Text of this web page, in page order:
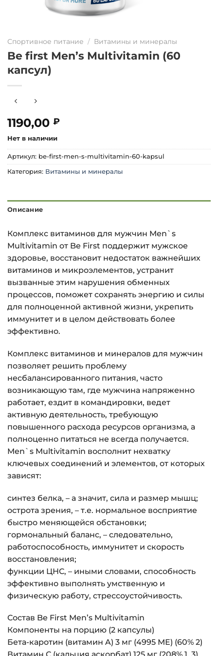
Спортивное питание / Витамины и минералы
Be first Men’s Multivitamin (60
капсул)
1190,00 ₽
Нет в наличии
Артикул: be-first-men-s-multivitamin-60-kapsul
Категория: Витамины и минералы
Описание
Комплекс витаминов для мужчин Men`s
Multivitamin от Be First поддержит мужское
здоровье, восстановит недостаток важнейших
витаминов и микроэлементов, устранит
вызванные этим нарушения обменных
процессов, поможет сохранять энергию и силы
для полноценной активной жизни, укрепить
иммунитет и в целом действовать более
эффективно.
Комплекс витаминов и минералов для мужчин
позволяет решить проблему
несбалансированного питания, часто
возникающую там, где мужчина напряженно
работает, ездит в командировки, ведет
активную деятельность, требующую
повышенного расхода ресурсов организма, а
полноценно питаться не всегда получается.
Men`s Multivitamin восполнит нехватку
ключевых соединений и элементов, от которых
зависят:
синтез белка, – а значит, сила и размер мышц;
острота зрения, – т.е. нормальное восприятие
быстро меняющейся обстановки;
гормональный баланс, – следовательно,
работоспособность, иммунитет и скорость
восстановления;
функции ЦНС, – иными словами, способность
эффективно выполнять умственную и
физическую работу, стрессоустойчивость.
Состав Be First Men’s Multivitamin
Компоненты на порцию (2 капсулы)
Бета-каротин (витамин A) 3 мг (4995 МЕ) (60% 2)